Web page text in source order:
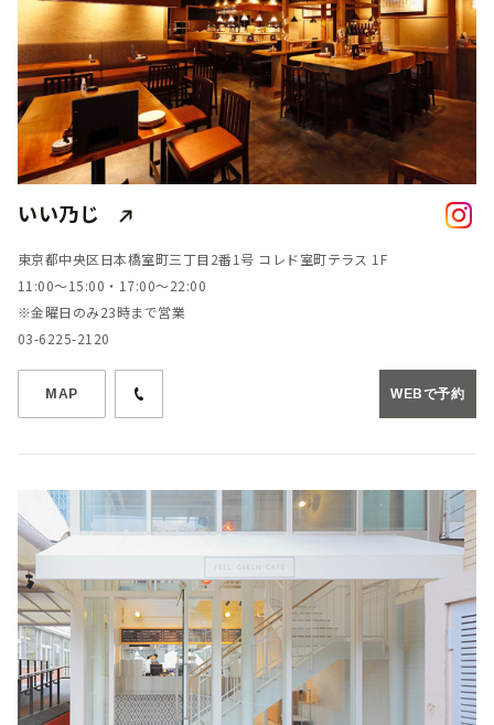
いい乃じ
東京都中央区日本橋室町三丁目2番1号 コレド室町テラス 1F
11:00～15:00・17:00～22:00
※金曜日のみ23時まで営業
03-6225-2120
MAP WEBで予約